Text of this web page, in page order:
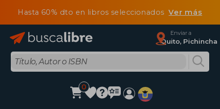
Hasta 60% dto en libros seleccionadosVer más
Enviar a
Quito, Pichincha
0